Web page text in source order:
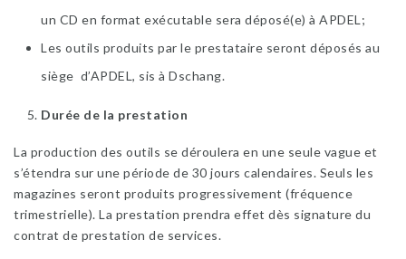
un CD en format exécutable sera déposé(e) à APDEL;
Les outils produits par le prestataire seront déposés au
siège d’APDEL, sis à Dschang.
Durée de la prestation
La production des outils se déroulera en une seule vague et
s’étendra sur une période de 30 jours calendaires. Seuls les
magazines seront produits progressivement (fréquence
trimestrielle). La prestation prendra effet dès signature du
contrat de prestation de services.